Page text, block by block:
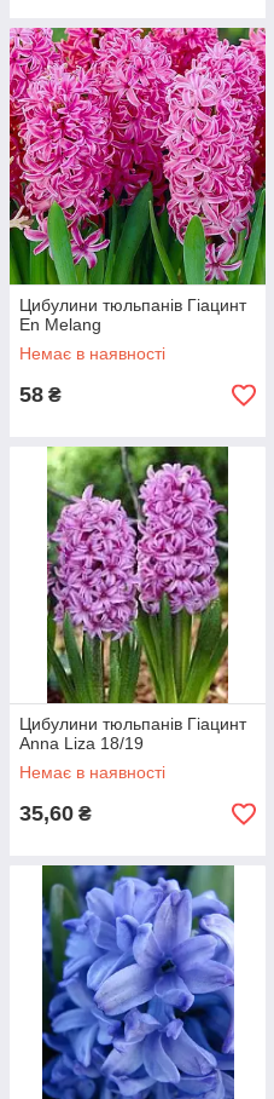
Цибулини тюльпанів Гіацинт
En Melang
Немає в наявності
58 ₴
Цибулини тюльпанів Гіацинт
Anna Liza 18/19
Немає в наявності
35,60 ₴